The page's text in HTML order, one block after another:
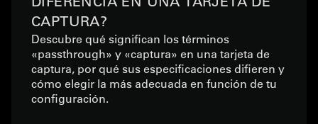
CAPTURA?
Descubre qué significan los términos
«passthrough» y «captura» en una tarjeta de
captura, por qué sus especificaciones difieren y
cómo elegir la más adecuada en función de tu
configuración.